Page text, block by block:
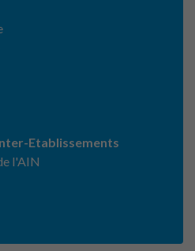
Etablissements
l'AIN